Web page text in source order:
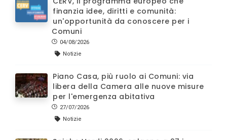
finanzia idee, diritti e comunità:
un'opportunità da conoscere per i
Comuni
04/08/2026
Notizie
Piano Casa, più ruolo ai Comuni: via
libera della Camera alle nuove misure
per l'emergenza abitativa
27/07/2026
Notizie